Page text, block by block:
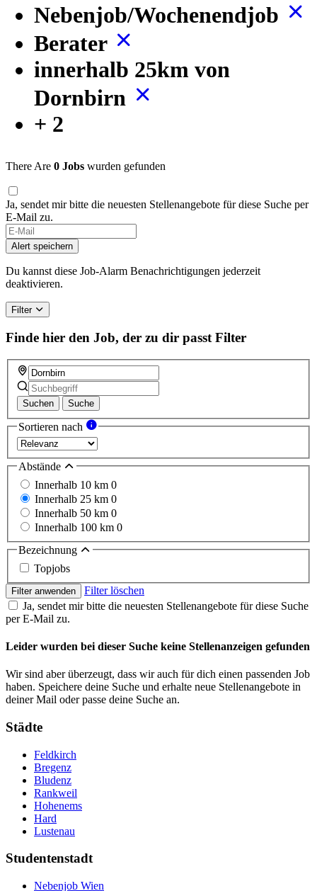
Nebenjob/Wochenendjob
Berater
innerhalb 25km von
Dornbirn
+ 2
There Are 0 Jobs wurden gefunden
Ja, sendet mir bitte die neuesten Stellenangebote für diese Suche per
E-Mail zu.
Alert speichern
Du kannst diese Job-Alarm Benachrichtigungen jederzeit
deaktivieren.
Filter
Finde hier den Job, der zu dir passt Filter
Suchen Suche
Sortieren nach
Abstände
Innerhalb 10 km 0
Innerhalb 25 km 0
Innerhalb 50 km 0
Innerhalb 100 km 0
Bezeichnung
Topjobs
Filter anwenden
Filter löschen
Ja, sendet mir bitte die neuesten Stellenangebote für diese Suche
per E-Mail zu.
Leider wurden bei dieser Suche keine Stellenanzeigen gefunden
Wir sind aber überzeugt, dass wir auch für dich einen passenden Job
haben. Speichere deine Suche und erhalte neue Stellenangebote in
deiner Mail oder passe deine Suche an.
Städte
Feldkirch
Bregenz
Bludenz
Rankweil
Hohenems
Hard
Lustenau
Studentenstadt
Nebenjob Wien